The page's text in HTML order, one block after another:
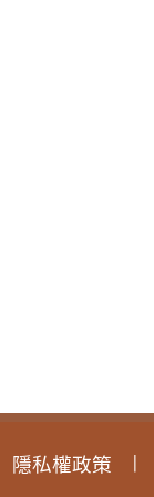
隱私權政策